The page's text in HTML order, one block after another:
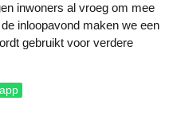
inwoners al vroeg om mee
inloopavond maken we een
gebruikt voor verdere